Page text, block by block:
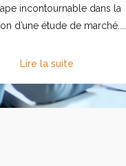
incontournable dans la
d’une étude de marché....
Lire la suite